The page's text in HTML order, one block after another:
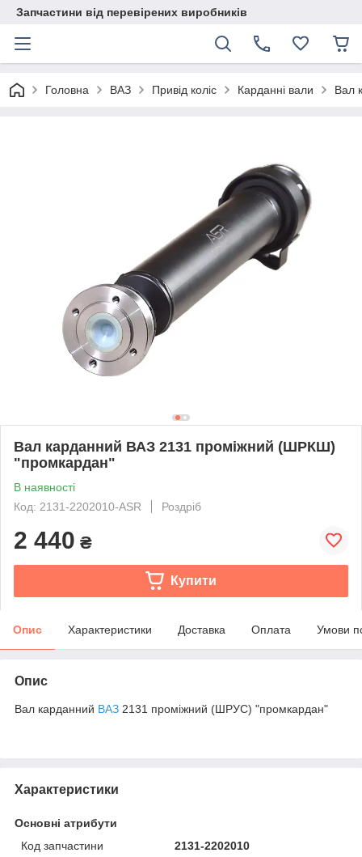
Запчастини від перевірених виробників
Головна ВАЗ Привід коліс Карданні вали Вал
Вал карданний ВАЗ 2131 проміжний (ШРКШ)
"промкардан"
В наявності
Код: 2131-2202010-ASR
Роздріб
2 440 ₴
Купити
Опис Характеристики Доставка Оплата Умови
Опис
Вал карданний ВАЗ 2131 проміжний (ШРУС) "промкардан"
Характеристики
Основні атрибути
Код запчастини
2131-2202010